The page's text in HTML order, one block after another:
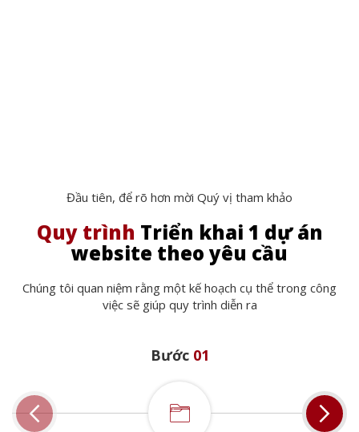
Đầu tiên, để rõ hơn mời Quý vị tham khảo
Quy trình Triển khai 1 dự án
website theo yêu cầu
Chúng tôi quan niệm rằng một kế hoạch cụ thể trong công
việc sẽ giúp quy trình diễn ra
Bước 01